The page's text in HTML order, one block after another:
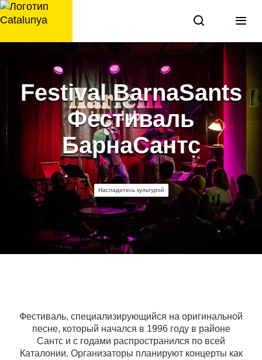
перейти
к
Festival BarnaSants
Фестиваль
БарнаСантс
Насладитесь культурой
Фестиваль, специализирующийся на оригинальной
песне, который начался в 1996 году в районе
Сантс и с годами распространился по всей
Каталонии. Организаторы планируют концерты как